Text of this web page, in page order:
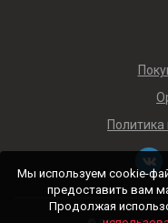
Мы используем cookie-
предоставить вам
Продолжая